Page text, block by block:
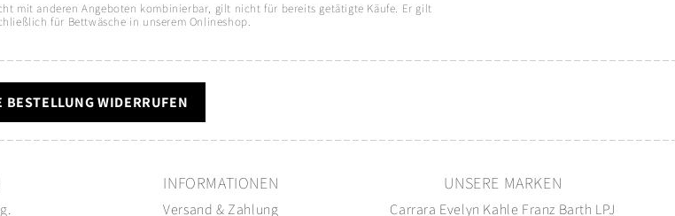
mit anderen Angeboten kombinierbar, gilt nicht für bereits getätigte Käufe. Er gilt
für Bettwäsche in unserem Onlineshop.
BESTELLUNG WIDERRUFEN
INFORMATIONEN
Versand & Zahlung
UNSERE MARKEN
Carrara Evelyn Kahle Franz Barth LPJ